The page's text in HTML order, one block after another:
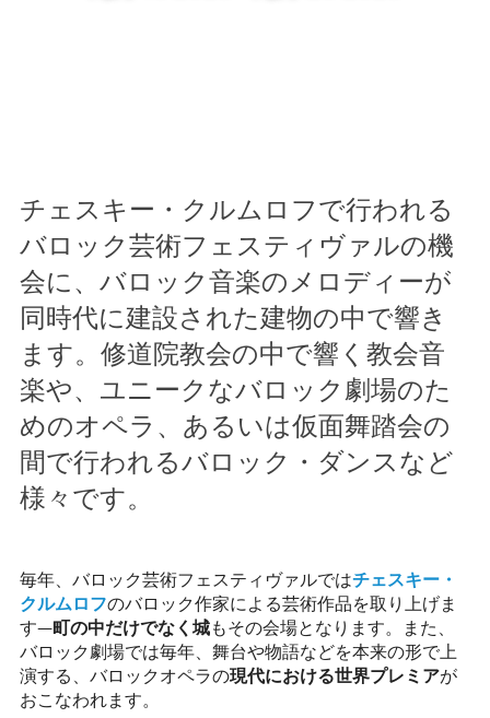
チェスキー・クルムロフで行われる
バロック芸術フェスティヴァルの機
会に、バロック音楽のメロディーが
同時代に建設された建物の中で響き
ます。修道院教会の中で響く教会音
楽や、ユニークなバロック劇場のた
めのオペラ、あるいは仮面舞踏会の
間で行われるバロック・ダンスなど
様々です。
毎年、バロック芸術フェスティヴァルではチェスキー・
クルムロフのバロック作家による芸術作品を取り上げま
す—町の中だけでなく城もその会場となります。また、
バロック劇場では毎年、舞台や物語などを本来の形で上
演する、バロックオペラの現代における世界プレミアが
おこなわれます。